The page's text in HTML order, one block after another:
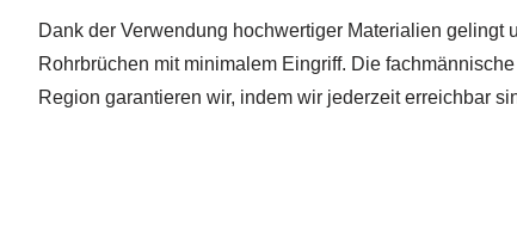
Dank der Verwendung hochwertiger Materialien gelingt
Rohrbrüchen mit minimalem Eingriff. Die
Region garantieren wir, indem wir jederzeit erreichbar